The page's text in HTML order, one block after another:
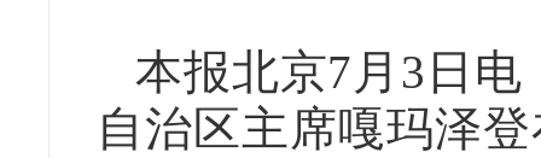
本报北京7月3日
自治区主席嘎玛泽